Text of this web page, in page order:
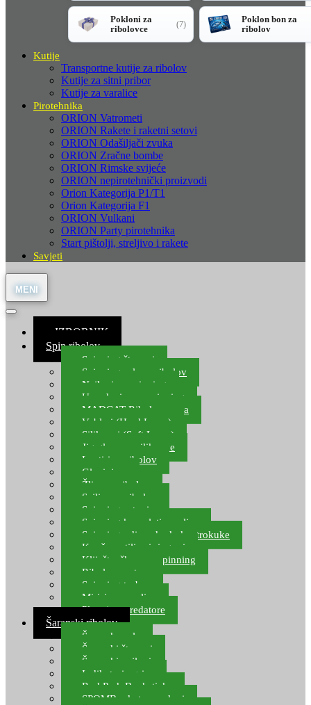
Pokloni za
ribolovce
(7)
Poklon bon za
ribolov
Kutije
Transportne kutije za ribolov
Kutije za sitni pribor
Kutije za varalice
Pirotehnika
ORION Vatrometi
ORION Rakete i raketni setovi
ORION Odašiljači zvuka
ORION Zračne bombe
ORION Rimske svijeće
ORION nepirotehnički proizvodi
Orion Kategorija P1/T1
Orion Kategorija F1
ORION Vulkani
ORION Party pirotehnika
Start pištolji, streljivo i rakete
Savjeti
≡ IZBORNIK
Spin ribolov
Spinning štapovi
Spinning role za ribolov
Najloni za spinning
Upredenice za spinning
MADCAT Ribolov soma
Vobleri (Hard Lures)
Silikonci (Soft Lures)
Jig glave za silikonce
Leptiri za ribolov
Glavinjare
Žlice za ribolov
Sajlice za ribolov
Spinning setovi
Spinning kompleti varalica
Spinning udice, dvokuke, trokuke
Kopče, vrtilice i ringovi
Kliješta, škare za spinning
Ribolov pastrve
Spinning torbe
Mirisi za varalice
Plovci za predatore
Šaranski ribolov
Šaranske role
Šaranski štapovi
Šaranski najloni
Indikatori ugriza
Rod Pod, Banksticks
SPOMB rakete, markeri